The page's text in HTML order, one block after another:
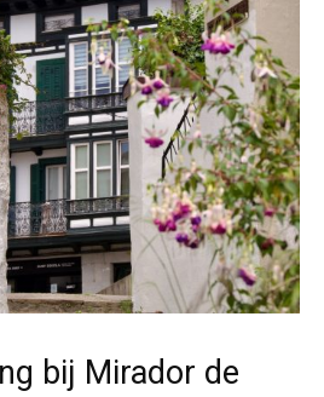
bij Mirador de